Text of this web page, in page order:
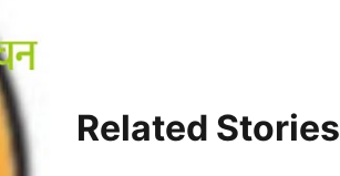
Related Stories